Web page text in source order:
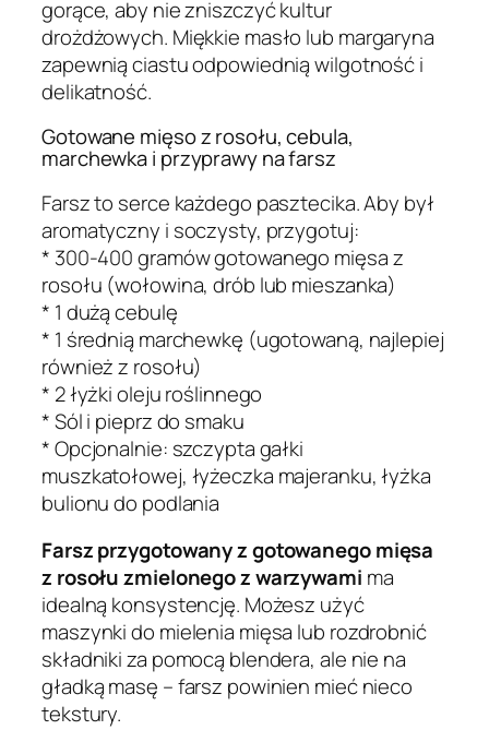
gorące, aby nie zniszczyć kultur
drożdżowych. Miękkie masło lub margaryna
zapewnią ciastu odpowiednią wilgotność i
delikatność.
Gotowane mięso z rosołu, cebula,
marchewka i przyprawy na farsz
Farsz to serce każdego pasztecika. Aby był
aromatyczny i soczysty, przygotuj:
* 300-400 gramów gotowanego mięsa z
rosołu (wołowina, drób lub mieszanka)
* 1 dużą cebulę
* 1 średnią marchewkę (ugotowaną, najlepiej
również z rosołu)
* 2 łyżki oleju roślinnego
* Sól i pieprz do smaku
* Opcjonalnie: szczypta gałki
muszkatołowej, łyżeczka majeranku, łyżka
bulionu do podlania
Farsz przygotowany z gotowanego mięsa
z rosołu zmielonego z warzywami ma
idealną konsystencję. Możesz użyć
maszynki do mielenia mięsa lub rozdrobnić
składniki za pomocą blendera, ale nie na
gładką masę – farsz powinien mieć nieco
tekstury.